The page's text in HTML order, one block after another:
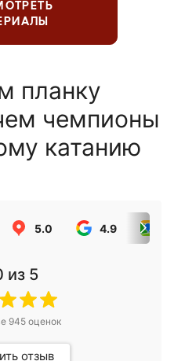
планку
чемпионы
катанию
5.0 4.9
из 5
945оценок
отзыв